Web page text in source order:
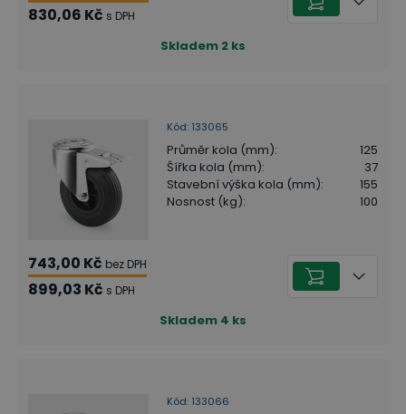
830,06 Kč s DPH
Skladem 2 ks
Kód: 133065
Průměr kola (mm):
125
Šířka kola (mm):
37
Stavební výška kola (mm):
155
Nosnost (kg): 100
743,00 Kč bez DPH
899,03 Kč s DPH
Skladem 4 ks
Kód: 133066